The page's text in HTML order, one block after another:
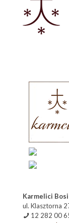
Karmelici Bosi
ul. Klasztorna
12 282 00